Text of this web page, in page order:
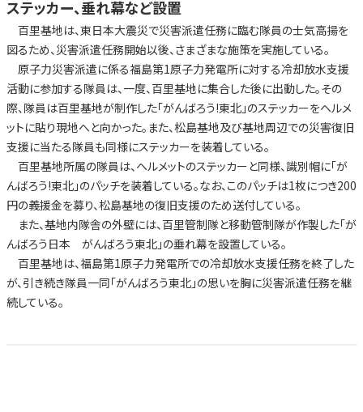
ステッカー、垂れ幕など設置
百里基地は、東日本大震災で災害派遣任務に臨む隊員の士気高揚を
図るため、災害派遣任務開始以後、さまざまな施策を実施している。
原子力災害派遣に係る福島第1原子力発電所に対する冷却放水支援
活動に参加する隊員は、一度、百里基地に集合した後に出動した。その
際、隊員は百里基地が制作した「がんばろう!東北」のステッカーをヘルメ
ットに貼り現地へと向かった。また、松島基地及び基地周辺での災害復旧
支援に当たる隊員も同様にステッカーを装着している。
百里基地所属の隊員は、ヘルメットのステッカーと同様、識別帽に「が
んばろう!東北」のパッチを装着している。なお、このパッチは1枚につき200
円の義援金を募り、松島基地の復旧支援のため送付している。
また、基地内隊舎の外壁には、百里管制隊と移動管制隊が作製した「が
んばろう日本 がんばろう東北」の垂れ幕を設置している。
百里基地は、福島第1原子力発電所での冷却放水支援任務を終了した
が、引き続き隊員一同「がんばろう東北」の思いを胸に災害派遣任務を継
続している。